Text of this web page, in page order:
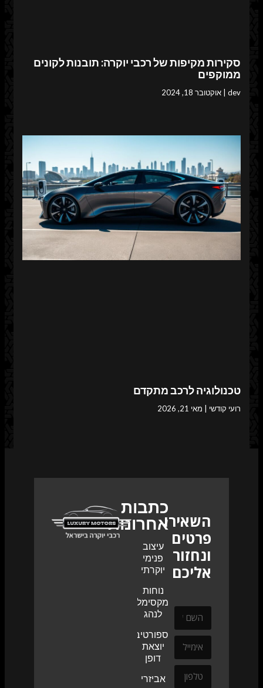
סקירות מקיפות של רכבי יוקרה: תובנות לקונים
ממוקפים
dev אוקטובר 18, 2024
טכנולוגיה לרכב מתקדם
רועי קודשי מאי 21, 2026
השאירו
פרטים
ונחזור
אליכם
כתבות
אחרונות
עיצוב
פנימי
יוקרתי
נוחות
מקסימלית
לנהג
ספורטיביות
יוצאת
דופן
אביזרי